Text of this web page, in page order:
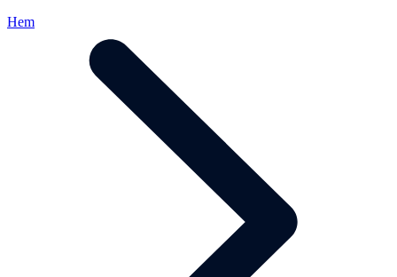
Hem